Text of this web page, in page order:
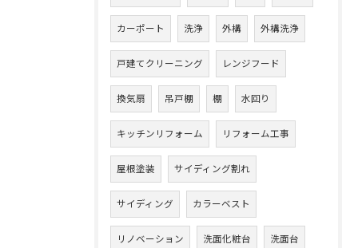
カーポート 洗浄 外構 外構洗浄
戸建てクリーニング レンジフード
換気扇 吊戸棚 棚 水回り
キッチンリフォーム リフォーム工事
屋根塗装 サイディング割れ
サイディング カラーベスト
リノベーション 洗面化粧台 洗面台